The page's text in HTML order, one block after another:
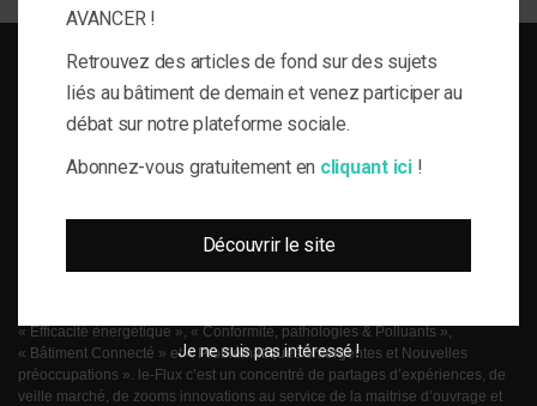
SOLUTIONS DU BÂTI POUR LA MAÎTRISE D'OUVRAGE RESPONSABLE
le-Flux est né de la volonté de proposer aux acteurs de la gestion technique
du bâtiment, de l’information journalistique inédite, fiable et multi-expertises.
« Efficacité énergétique », « Conformité, pathologies & Polluants »,
« Bâtiment Connecté » et « Problématiques émergentes et Nouvelles
préoccupations ». le-Flux c’est un concentré de partages d’expériences, de
veille marché, de zooms innovations au service de la maitrise d’ouvrage et
AVANCER !
Retrouvez des articles de fond sur des sujets
liés au bâtiment de demain et venez participer au
débat sur notre plateforme sociale.
Abonnez-vous gratuitement en cliquant ici!
Découvrir le site
Je ne suis pas intéressé !